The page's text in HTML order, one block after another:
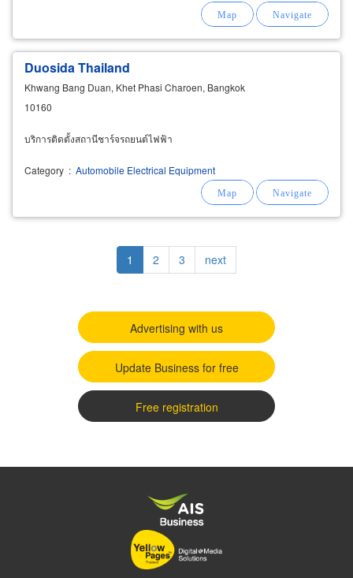
Duosida Thailand
Khwang Bang Duan, Khet Phasi Charoen, Bangkok
10160
บริการติดตั้งสถานีชาร์จรถยนต์ไฟฟ้า
Category : Automobile Electrical Equipment
Current
page
1 Page
2 Page
3
Next
page
next
Advertising with us
Update Business for free
Free registration